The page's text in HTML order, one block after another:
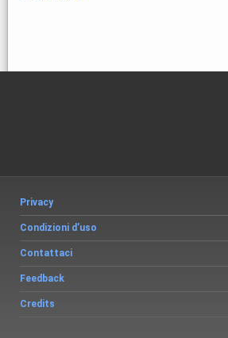
Privacy
Condizioni d’uso
Contattaci
Feedback
Credits